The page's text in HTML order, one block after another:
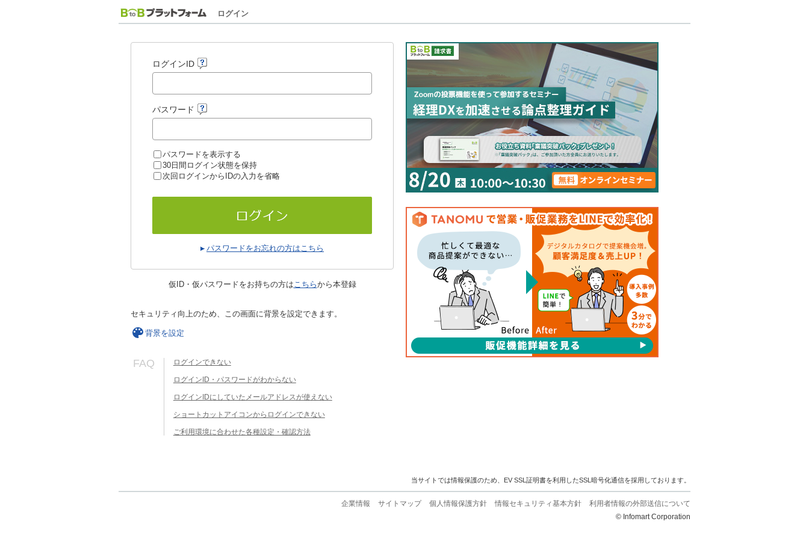
ログイン
ログインID
パスワード
パスワードを表示する
30日間ログイン状態を保持
次回ログインからIDの入力を省略
パスワードをお忘れの方はこちら
仮ID・仮パスワードをお持ちの方はこちらから本登録
セキュリティ向上のため、この画面に背景を設定できます。
背景を設定
FAQ ログインできない
ログインID・パスワードがわからない
ログインIDにしていたメールアドレスが使えない
ショートカットアイコンからログインできない
ご利用環境に合わせた各種設定・確認方法
当サイトでは情報保護のため、EV SSL証明書を利用したSSL暗号化通信を採用しております。
企業情報 サイトマップ 個人情報保護方針 情報セキュリティ基本方針
利用者情報の外部送信について
© Infomart Corporation